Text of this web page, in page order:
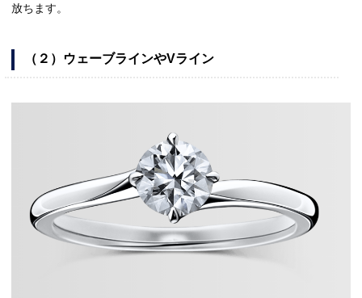
放ちます。
（２）ウェーブラインやVライン